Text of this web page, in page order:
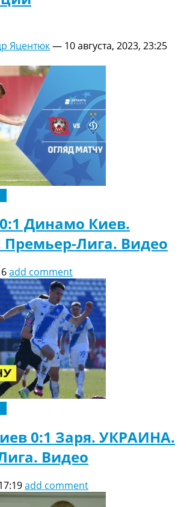
Яцентюк— 10 августа, 2023, 23:25
Динамо Киев.
Лига. Видео
add comment
0:1 Заря. УКРАИНА.
Видео
add comment